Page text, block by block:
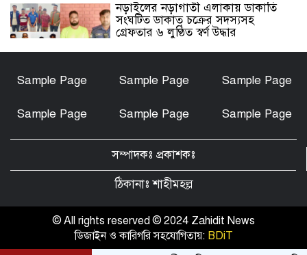
নড়াইলের নড়াগাতী এলাকায় ডাকাতি
সংঘটিত ডাকাত চক্রের সদস্যসহ
গ্রেফতার ৬ লুণ্ঠিত স্বর্ণ উদ্ধার
হত্যা মামলার আসামি আকাশ বিশ্বাস
আলী, বাহার আলী ও রেজাউলের জামিন
বাতিল ও ফাঁসির দাবিতে সাতক্ষীরায়
মানববন্ধন, পোস্টারিং
বিরুদ্ধে অনৈতিক আচরণের অভিযোগে
তোলপাড়
Sample Page Sample Page Sample Page
Sample Page Sample Page Sample Page
সম্পাদকঃ প্রকাশকঃ
ঠিকানাঃ শাহীমহল্ল
© All rights reserved © 2024 Zahidit News
ডিজাইন ও কারিগরি সহযোগিতায়: BDiT